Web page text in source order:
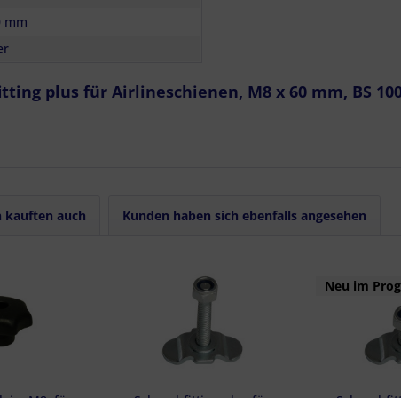
mm
plus für Airlineschienen, M8 x 60 mm, BS
kauften auch Kunden haben sich ebenfalls angesehen
Neu im